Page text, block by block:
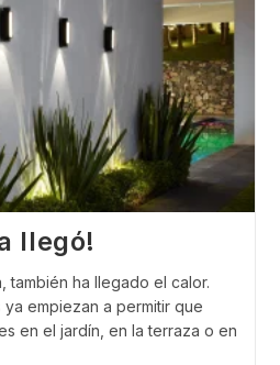
llegó!
también ha llegado el calor.
empiezan a permitir que
en el jardín, en la terraza o en